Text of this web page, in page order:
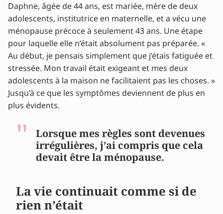
La vie continuait comme si de rien n’était
« Il y avait tellement de tensions à la maison »
Qu’est-ce qui a aidé ?
Le mot magique ? Équilibre
Conseils d'experts et récits d'expériences
Daphne, âgée de 44 ans, est mariée, mère de deux
adolescents, institutrice en maternelle, et a vécu une
ménopause précoce à seulement 43 ans. Une étape
pour laquelle elle n’était absolument pas préparée. «
Au début, je pensais simplement que j’étais fatiguée et
stressée. Mon travail était exigeant et mes deux
adolescents à la maison ne facilitaient pas les choses. »
Jusqu’à ce que les symptômes deviennent de plus en
plus évidents.
Lorsque mes règles sont devenues
irrégulières, j’ai compris que cela
devait être la ménopause.
La vie continuait comme si de
rien n’était